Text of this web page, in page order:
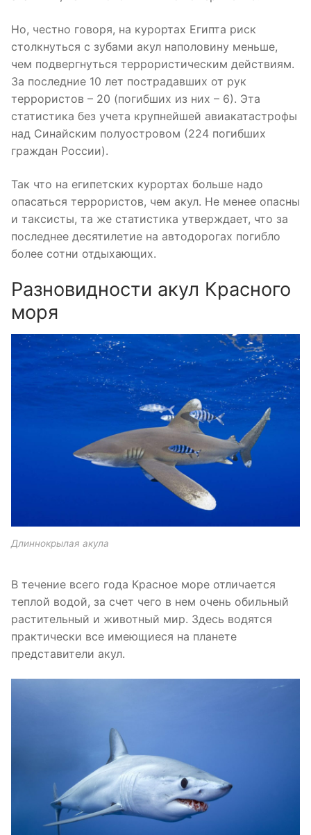
Но, честно говоря, на курортах Египта риск
столкнуться с зубами акул наполовину меньше,
чем подвергнуться террористическим действиям.
За последние 10 лет пострадавших от рук
террористов – 20 (погибших из них – 6). Эта
статистика без учета крупнейшей авиакатастрофы
над Синайским полуостровом (224 погибших
граждан России).
Так что на египетских курортах больше надо
опасаться террористов, чем акул. Не менее опасны
и таксисты, та же статистика утверждает, что за
последнее десятилетие на автодорогах погибло
более сотни отдыхающих.
Разновидности акул Красного
моря
Длиннокрылая акула
В течение всего года Красное море отличается
теплой водой, за счет чего в нем очень обильный
растительный и животный мир. Здесь водятся
практически все имеющиеся на планете
представители акул.